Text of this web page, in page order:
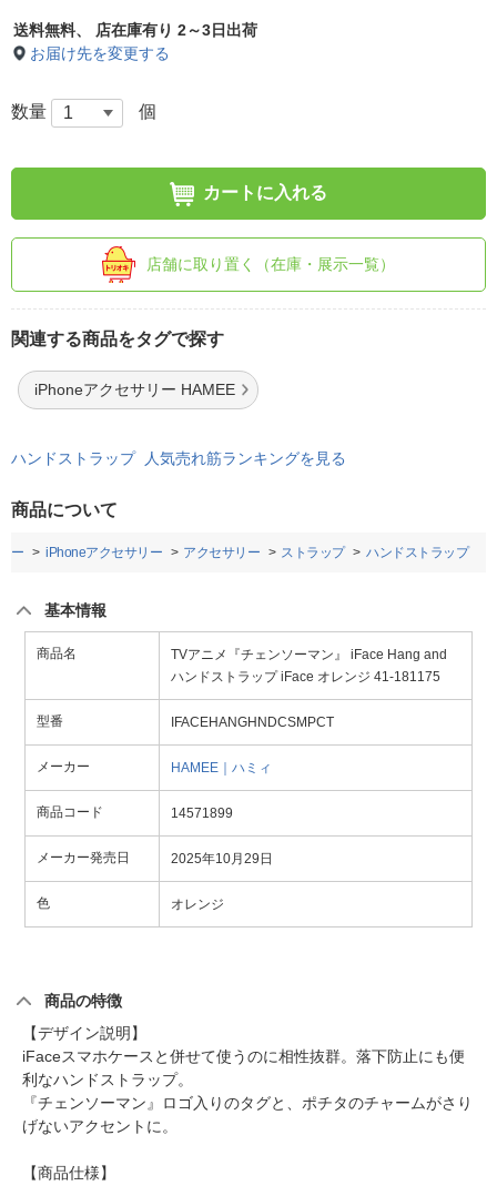
送料無料、
店在庫有り 2～3日出荷
お届け先を変更する
数量 個
カートに入れる
店舗に取り置く（在庫・展示一覧）
関連する商品をタグで探す
iPhoneアクセサリー HAMEE
ハンドストラップ 人気売れ筋ランキングを見る
商品について
ー iPhoneアクセサリー アクセサリー ストラップ ハンドストラップ
基本情報
商品名
TVアニメ『チェンソーマン』 iFace Hang and
ハンドストラップ iFace オレンジ 41-181175
型番 IFACEHANGHNDCSMPCT
メーカー HAMEE｜ハミィ
商品コード 14571899
メーカー発売日 2025年10月29日
色 オレンジ
商品の特徴
【デザイン説明】
iFaceスマホケースと併せて使うのに相性抜群。落下防止にも便
利なハンドストラップ。
『チェンソーマン』ロゴ入りのタグと、ポチタのチャームがさり
げないアクセントに。
【商品仕様】